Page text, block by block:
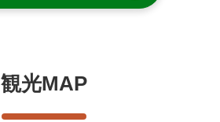
観光MAP